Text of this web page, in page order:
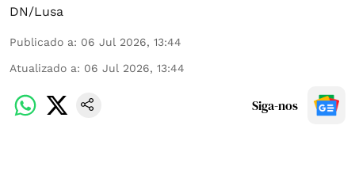
DN/Lusa
Publicado a: 06 Jul 2026, 13:44
Atualizado a: 06 Jul 2026, 13:44
Siga-nos